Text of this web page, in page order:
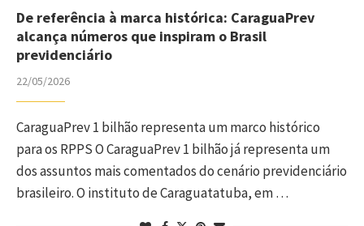
De referência à marca histórica: CaraguaPrev
alcança números que inspiram o Brasil
previdenciário
22/05/2026
CaraguaPrev 1 bilhão representa um marco histórico
para os RPPS O CaraguaPrev 1 bilhão já representa um
dos assuntos mais comentados do cenário previdenciário
brasileiro. O instituto de Caraguatatuba, em …